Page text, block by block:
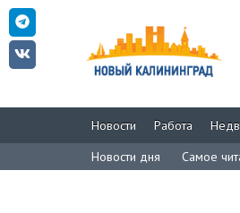
Новости Работа
Новости дня
Самое